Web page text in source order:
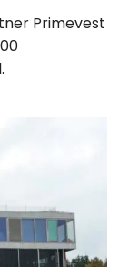
Primevest